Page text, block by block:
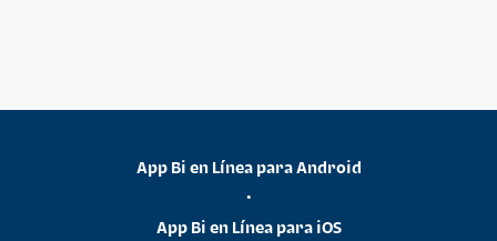
App Bi en Línea para Android
•
App Bi en Línea para iOS